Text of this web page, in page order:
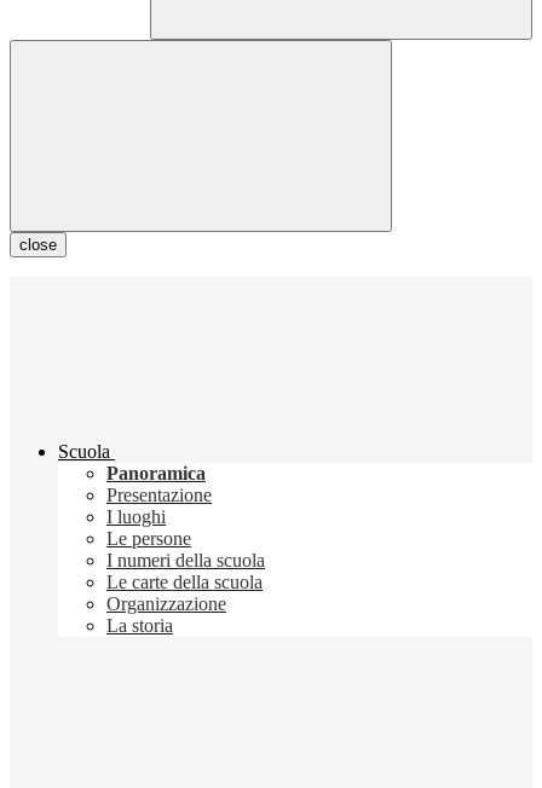
close
Scuola
Panoramica
Presentazione
I luoghi
Le persone
I numeri della scuola
Le carte della scuola
Organizzazione
La storia